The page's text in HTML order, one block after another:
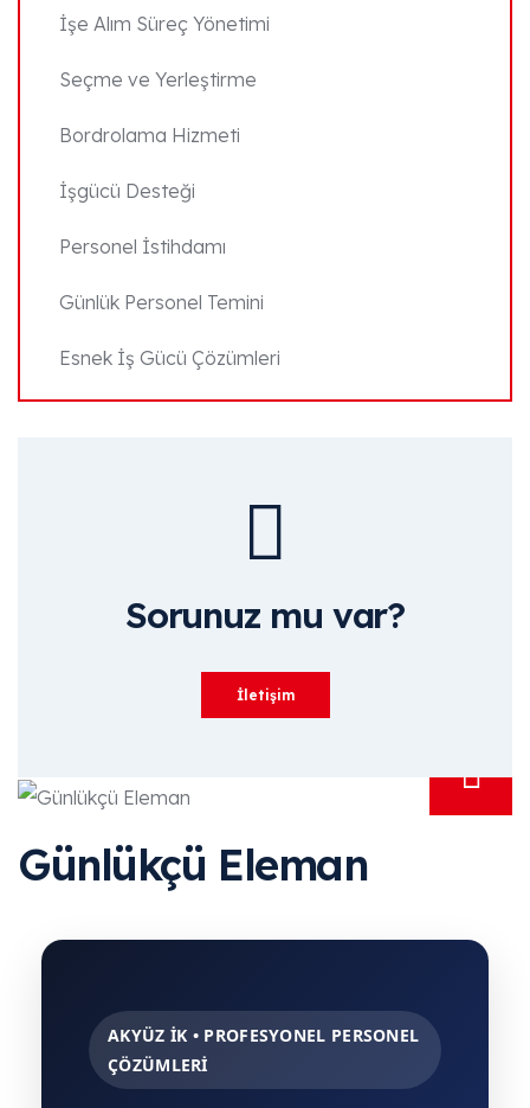
İşe Alım Süreç Yönetimi
Seçme ve Yerleştirme
Bordrolama Hizmeti
İşgücü Desteği
Personel İstihdamı
Günlük Personel Temini
Esnek İş Gücü Çözümleri
Sorunuz mu var?
İletişim
Günlükçü Eleman
AKYÜZ İK • PROFESYONEL PERSONEL
ÇÖZÜMLERİ